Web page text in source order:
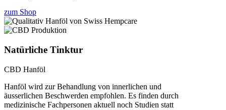
zum Shop
Natürliche Tinktur
CBD Hanföl
Hanföl wird zur Behandlung von innerlichen und
äusserlichen Beschwerden empfohlen. Es finden durch
medizinische Fachpersonen aktuell noch Studien statt